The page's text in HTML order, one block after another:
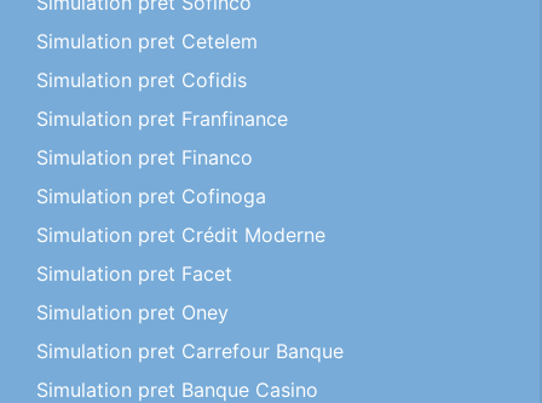
Simulation pret Cetelem
Simulation pret Cofidis
Simulation pret Franfinance
Simulation pret Financo
Simulation pret Cofinoga
Simulation pret Crédit Moderne
Simulation pret Facet
Simulation pret Oney
Simulation pret Carrefour Banque
Simulation pret Banque Casino